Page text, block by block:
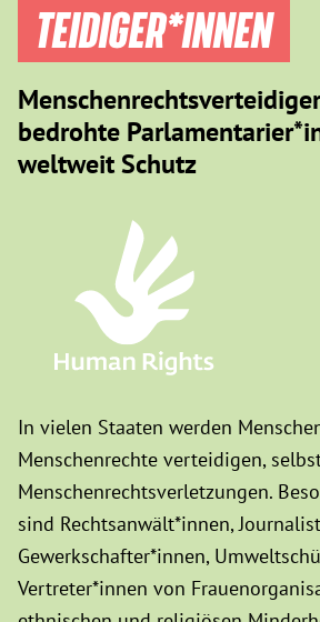
TEIDIGER­*INNEN
bedrohte
weltweit Schutz
In vielen Staaten werden
Menschenrechte verteidigen,
Menschenrechtsverletzungen.
sind Rechtsanwält*innen,
Gewerkschafter*innen,
Vertreter*innen von